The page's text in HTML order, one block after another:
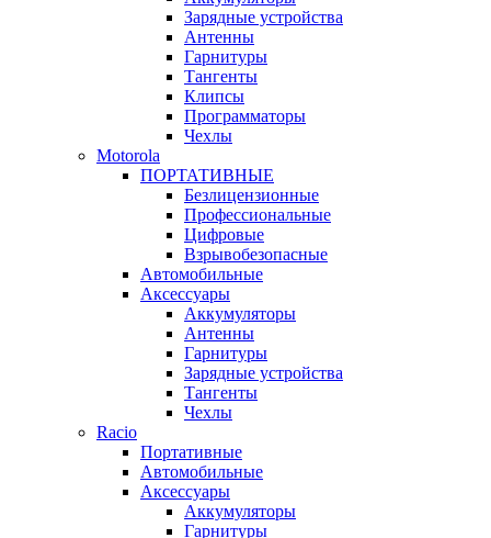
Зарядные устройства
Антенны
Гарнитуры
Тангенты
Клипсы
Программаторы
Чехлы
Motorola
ПОРТАТИВНЫЕ
Безлицензионные
Профессиональные
Цифровые
Взрывобезопасные
Автомобильные
Аксессуары
Аккумуляторы
Антенны
Гарнитуры
Зарядные устройства
Тангенты
Чехлы
Racio
Портативные
Автомобильные
Аксессуары
Аккумуляторы
Гарнитуры